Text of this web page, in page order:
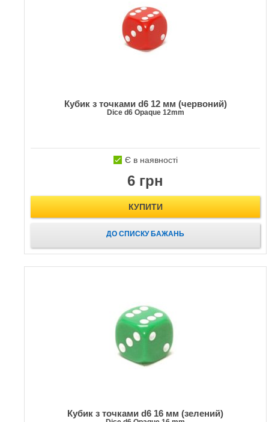
Кубик з точками d6 12 мм (червоний)
Dice d6 Opaque 12mm
Є в наявності
6 грн
КУПИТИ
ДО СПИСКУ БАЖАНЬ
Кубик з точками d6 16 мм (зелений)